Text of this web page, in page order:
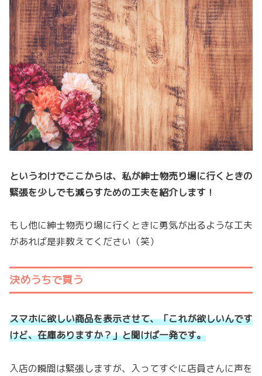
というわけでここからは、私が紳士物売り場に行くときの
緊張を少しでも減らすための工夫を紹介します！
もし他に紳士物売り場に行くときに勇気が出るような工夫
があれば是非教えてください（笑）
決めうちで買う
スマホに欲しい商品を表示させて、「これが欲しいんです
けど、在庫ありますか？」と聞けば一発です。
入店の瞬間は緊張しますが、入ってすぐに店員さんに声を